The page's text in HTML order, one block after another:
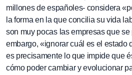
millones de españoles- considera
la forma en la que concilia su vida
son muy pocas las empresas que
embargo, «ignorar cuál es el estado
es precisamente lo que impide que
cómo poder cambiar y evolucionar